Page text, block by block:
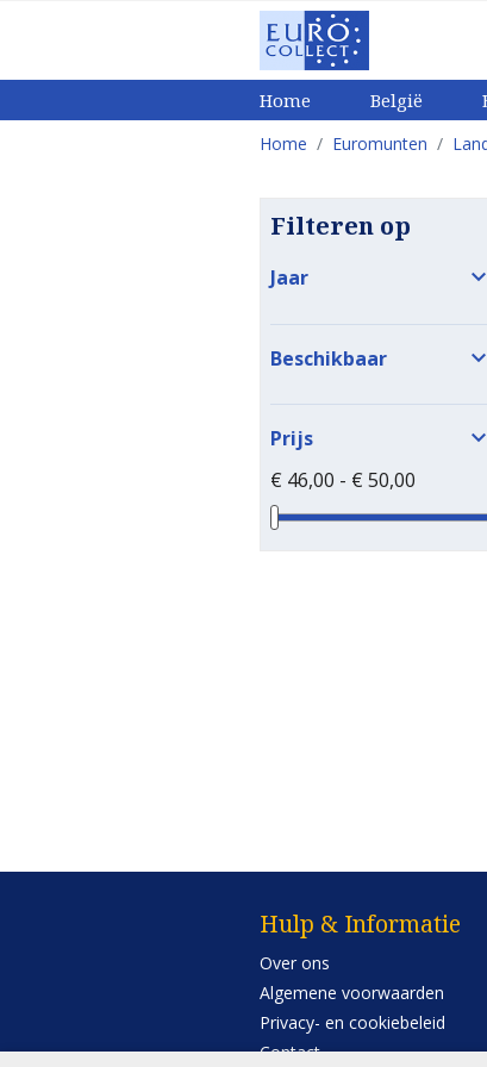
Home België
Home Euromunten
Filteren op
Jaar 
Beschikbaar 
Prijs 
€ 46,00 - € 50,00
Hulp & Informatie
Over ons
Algemene voorwaarden
Privacy- en cookiebeleid
Contact